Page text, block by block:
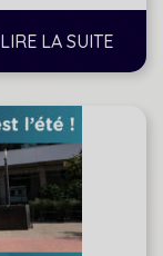
LIRE LA SUITE